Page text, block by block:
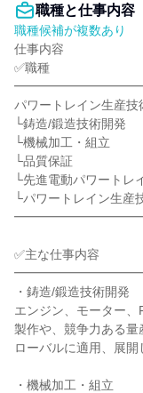
職種と仕事内容
職種候補が複数あり
仕事内容
✅職種
パワートレイン生産技
└鋳造/鍛造技術開発
└機械加工・組立
└品質保証
└先進電動パワートレ
└パワートレイン生産
✅主な仕事内容
・鋳造/鍛造技術開発
エンジン、モーター、
製作や、競争力ある
ローバルに適用、展開
・機械加工・組立